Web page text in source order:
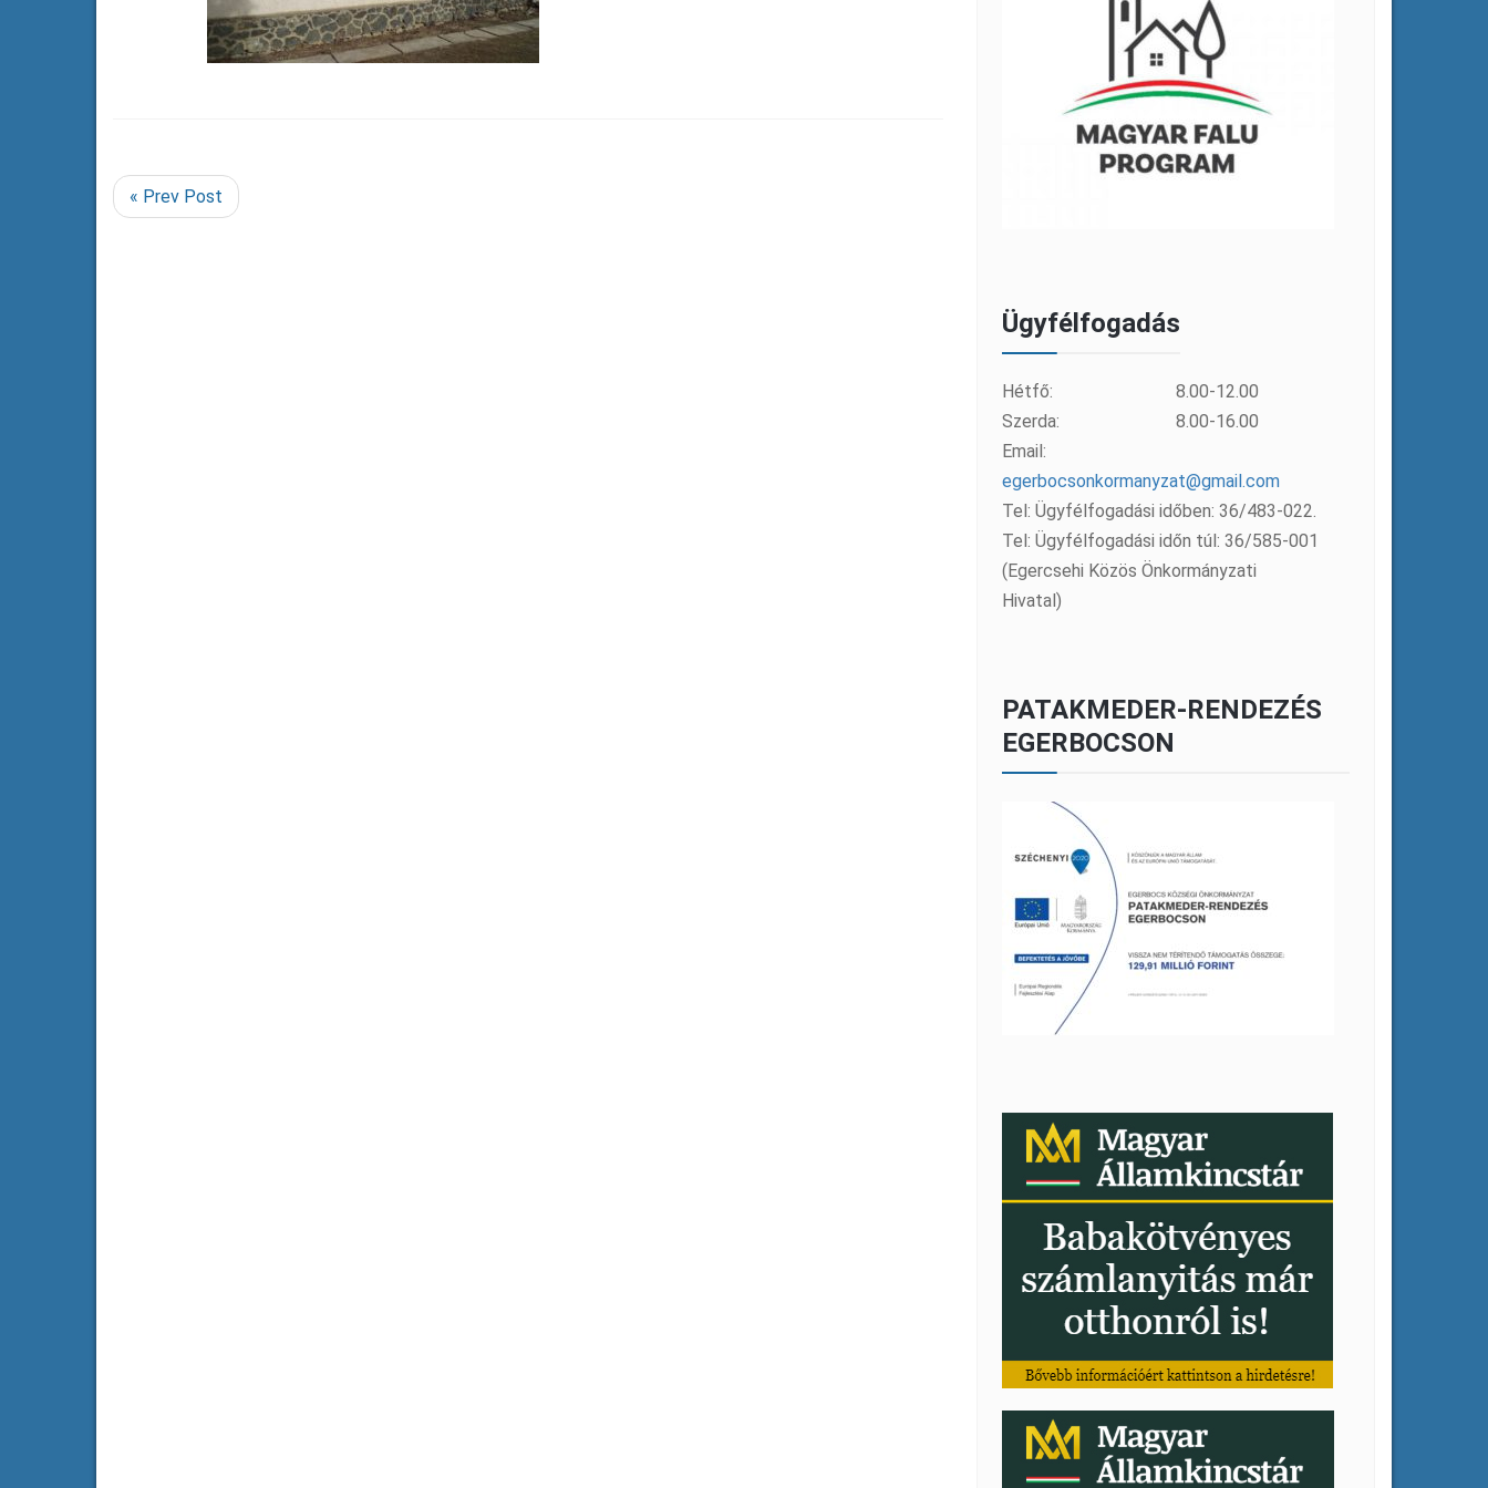
« Prev Post
Ügyfélfogadás
Hétfő:
8.00-12.00
Szerda:
8.00-16.00
Email:
egerbocsonkormanyzat@gmail.com
Tel: Ügyfélfogadási időben: 36/483-022.
Tel: Ügyfélfogadási időn túl: 36/585-001
(Egercsehi Közös Önkormányzati
Hivatal)
PATAKMEDER-RENDEZÉS
EGERBOCSON